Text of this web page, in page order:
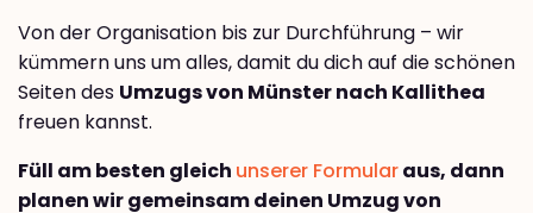
Von der Organisation bis zur Durchführung – wir
kümmern uns um alles, damit du dich auf die schönen
Seiten des Umzugs von Münster nach Kallithea
freuen kannst.
Füll am besten gleich unserer Formularaus, dann
planen wir gemeinsam deinen Umzug von